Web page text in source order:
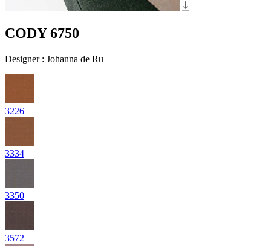
CODY 6750
Designer : Johanna de Ru
3226
3334
3350
3572